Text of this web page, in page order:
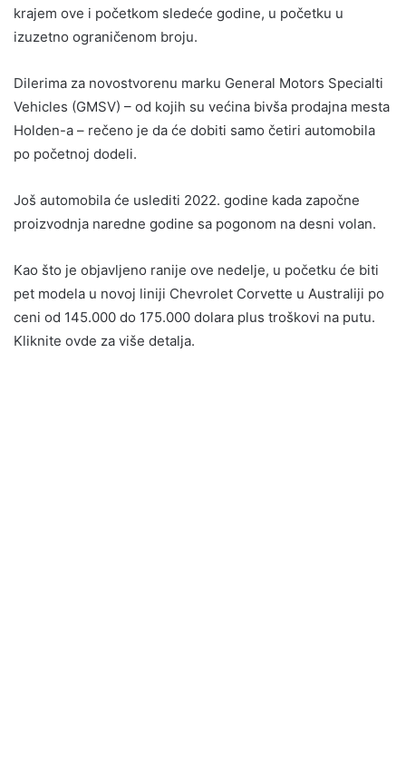
krajem ove i početkom sledeće godine, u početku u
izuzetno ograničenom broju.
Dilerima za novostvorenu marku General Motors Specialti
Vehicles (GMSV) – od kojih su većina bivša prodajna mesta
Holden-a – rečeno je da će dobiti samo četiri automobila
po početnoj dodeli.
Još automobila će uslediti 2022. godine kada započne
proizvodnja naredne godine sa pogonom na desni volan.
Kao što je objavljeno ranije ove nedelje, u početku će biti
pet modela u novoj liniji Chevrolet Corvette u Australiji po
ceni od 145.000 do 175.000 dolara plus troškovi na putu.
Kliknite ovde za više detalja.